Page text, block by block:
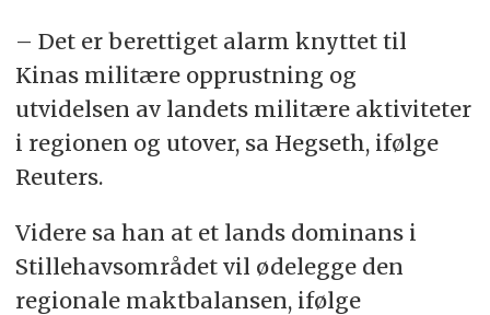
– Det er berettiget alarm knyttet til
Kinas militære opprustning og
utvidelsen av landets militære aktiviteter
i regionen og utover, sa Hegseth, ifølge
Reuters.
Videre sa han at et lands dominans i
Stillehavsområdet vil ødelegge den
regionale maktbalansen, ifølge